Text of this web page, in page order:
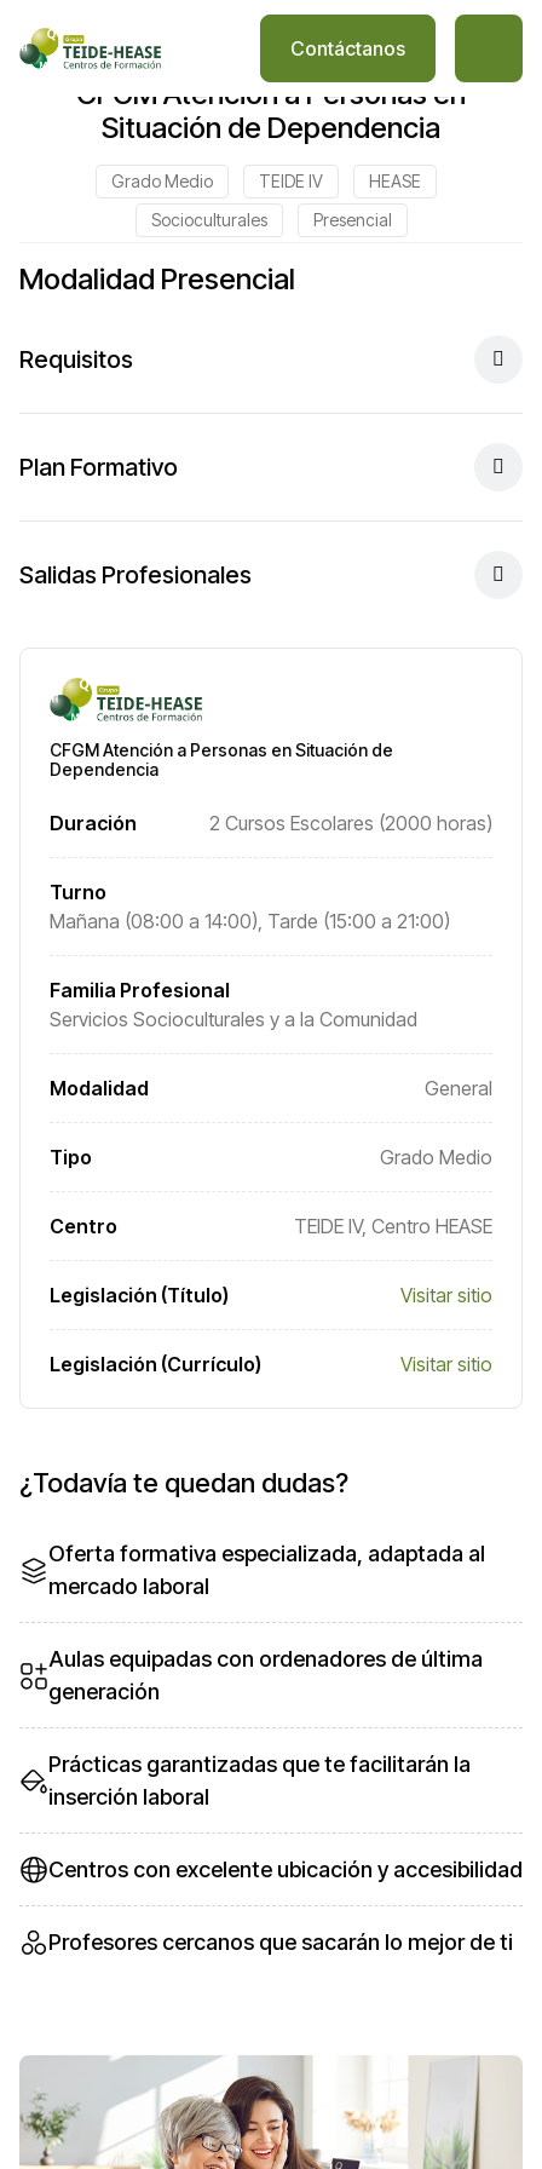
Contáctanos
CFGM Atención a Personas en
Situación de Dependencia
Grado Medio TEIDE IV
HEASE
Socioculturales
Presencial
Modalidad Presencial
Requisitos
Plan Formativo
Salidas Profesionales
CFGM Atención a Personas en Situación de
Dependencia
Duración 2 Cursos Escolares (2000 horas)
Turno
Mañana (08:00 a 14:00), Tarde (15:00 a 21:00)
Familia Profesional
Servicios Socioculturales y a la Comunidad
Modalidad General
Tipo Grado Medio
Centro TEIDE IV, Centro HEASE
Legislación (Título) Visitar sitio
Legislación (Currículo) Visitar sitio
¿Todavía te quedan dudas?
Oferta formativa especializada, adaptada al
mercado laboral
Aulas equipadas con ordenadores de última
generación
Prácticas garantizadas que te facilitarán la
inserción laboral
Centros con excelente ubicación y accesibilidad
Profesores cercanos que sacarán lo mejor de ti